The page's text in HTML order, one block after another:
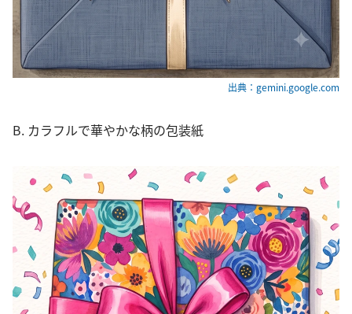
出典：gemini.google.com
B. カラフルで華やかな柄の包装紙